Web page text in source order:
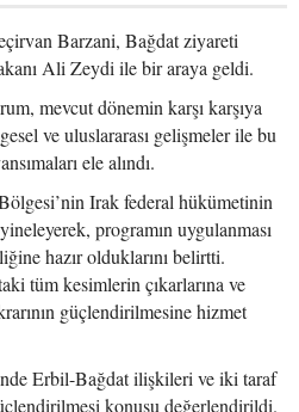
Barzani, Bağdat ziyareti
Ali Zeydi ile bir araya geldi.
mevcut dönemin karşı karşıya
ve uluslararası gelişmeler ile bu
ele alındı.
Irak federal hükümetinin
programın uygulanması
hazır olduklarını belirtti.
tüm kesimlerin çıkarlarına ve
güçlendirilmesine hizmet
Erbil-Bağdat ilişkileri ve iki taraf
konusu değerlendirildi.